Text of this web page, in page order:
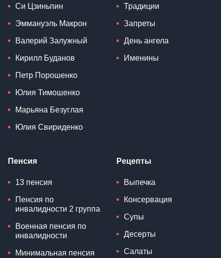
Си Цзиньпин
Эммануэль Макрон
Валерий Залужный
Кирилл Буданов
Петр Порошенко
Юлия Тимошенко
Марьяна Безуглая
Юлия Свириденко
Традиции
Запреты
День ангела
Именины
Пенсия
13 пенсия
Пенсия по
инвалидности 2 группа
Военная пенсия по
инвалидности
Минимальная пенсия
Рецепты
Выпечка
Консервация
Супы
Десерты
Салаты